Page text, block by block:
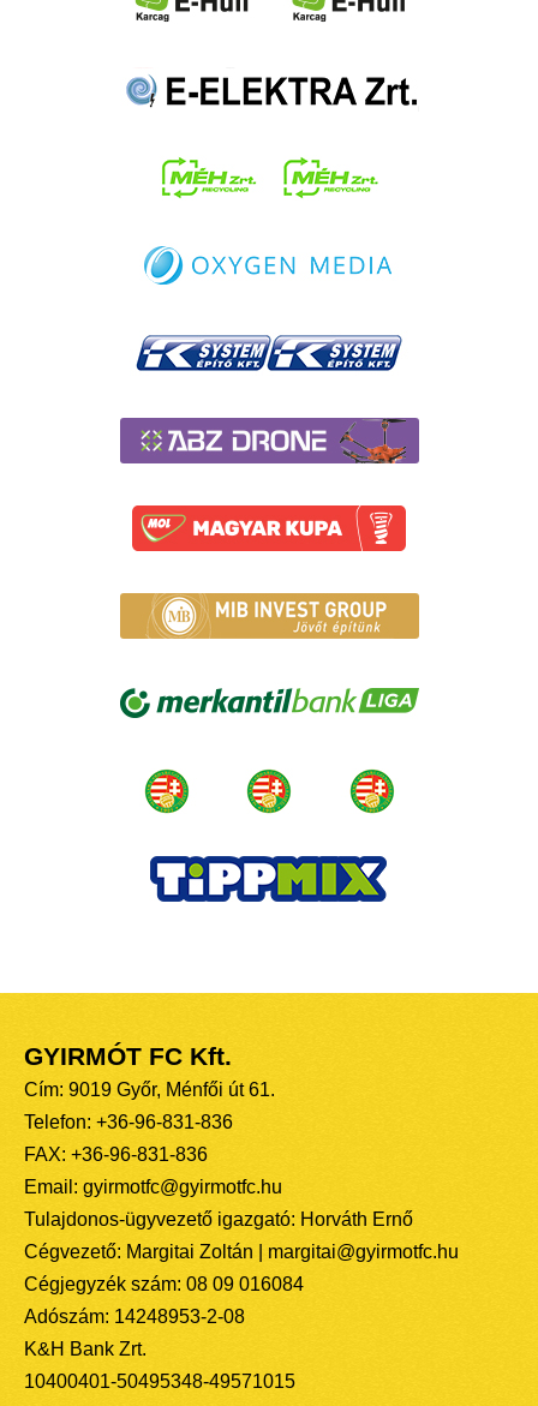
GYIRMÓT FC Kft.
Cím: 9019 Győr, Ménfői út 61.
Telefon: +36-96-831-836
FAX: +36-96-831-836
Email: gyirmotfc@gyirmotfc.hu
Tulajdonos-ügyvezető igazgató: Horváth Ernő
Cégvezető: Margitai Zoltán | margitai@gyirmotfc.hu
Cégjegyzék szám: 08 09 016084
Adószám: 14248953-2-08
K&H Bank Zrt.
10400401-50495348-49571015